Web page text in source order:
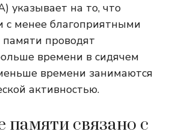
указывает на то, что
менее благоприятными
проводят
времени в сидячем
времени занимаются
активностью.
связано с